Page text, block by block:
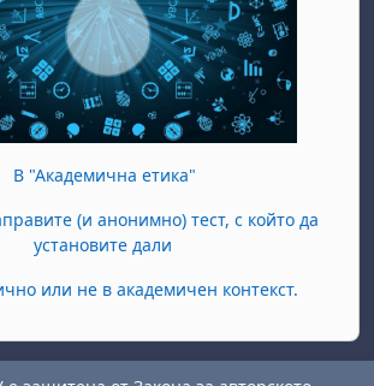
В "Академична етика"
(и анонимно) тест, с който да
установите дали
или не в академичен контекст.